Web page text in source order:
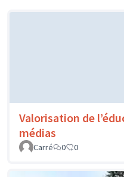
Valorisation de
médias
Carré
0 0